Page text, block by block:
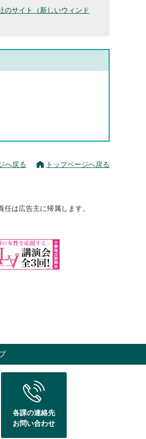
のサイト（新しいウィンド
へ戻る トップページへ戻る
は広告主に帰属します。
各課の連絡先
お問い合わせ